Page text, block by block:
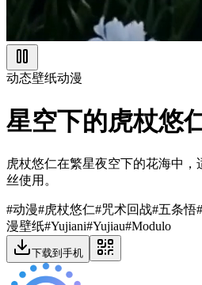
动态壁纸动漫
星空下的虎杖悠
虎杖悠仁在繁星夜空下的花海中
丝使用。
#动漫#虎杖悠仁#咒术回战#五条悟#
漫壁纸#Yujiani#Yujiau#Modulo
下载到手机